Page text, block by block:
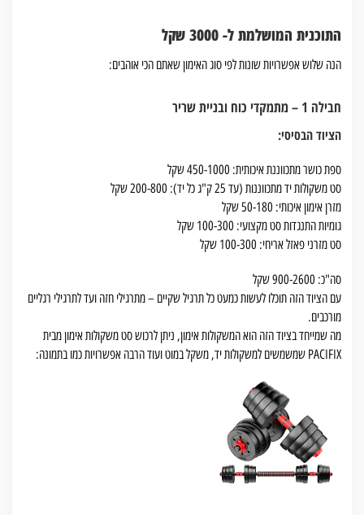
התוכנית המושלמת ל- 3000 שקל
הנה שלוש אפשרויות שונות לפי סוג האימון שאתם הכי אוהבים:
חבילה 1 – מתמקדי כוח ובניית שריר
הציוד הבסיסי:
ספת כושר מתכווננת איכותית: 450-1000 שקל
סט משקולות יד מתכווננות (עד 25 ק"ג כל יד): 200-800 שקל
מזרן אימון איכותי: 50-180 שקל
גומיות התנגדות סט מקצועי: 100-300 שקל
סט מזרני פאזל אריחי: 100-300 שקל
סה"כ: 900-2600 שקל
עם הציוד הזה תוכלו לעשות כמעט כל תרגיל שקיים – מתרגילי חזה ועד לתרגילי רגליים
מורכבים.
מה שמייחד בציוד הזה הוא המשקולות אימון, ניתן לרכוש סט משקולות אימון מבית
PACIFIX שמשמשים למשקולות יד, משקל במוט ועוד הרבה אפשרויות כמו בתמונה: